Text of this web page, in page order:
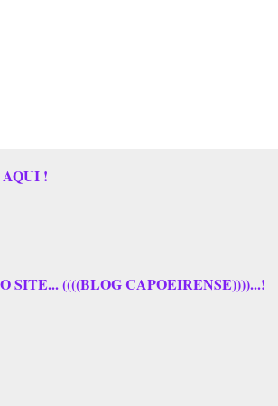
!
SITE... ((((BLOG CAPOEIRENSE))))...!